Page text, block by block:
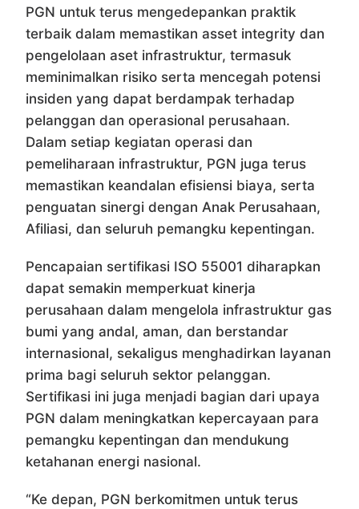
PGN untuk terus mengedepankan praktik
terbaik dalam memastikan asset integrity dan
pengelolaan aset infrastruktur, termasuk
meminimalkan risiko serta mencegah potensi
insiden yang dapat berdampak terhadap
pelanggan dan operasional perusahaan.
Dalam setiap kegiatan operasi dan
pemeliharaan infrastruktur, PGN juga terus
memastikan keandalan efisiensi biaya, serta
penguatan sinergi dengan Anak Perusahaan,
Afiliasi, dan seluruh pemangku kepentingan.
Pencapaian sertifikasi ISO 55001 diharapkan
dapat semakin memperkuat kinerja
perusahaan dalam mengelola infrastruktur gas
bumi yang andal, aman, dan berstandar
internasional, sekaligus menghadirkan layanan
prima bagi seluruh sektor pelanggan.
Sertifikasi ini juga menjadi bagian dari upaya
PGN dalam meningkatkan kepercayaan para
pemangku kepentingan dan mendukung
ketahanan energi nasional.
“Ke depan, PGN berkomitmen untuk terus